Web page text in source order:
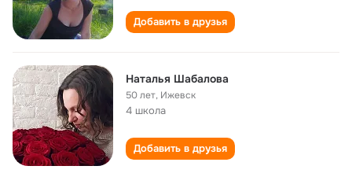
Добавить в друзья
Наталья Шабалова
50 лет, Ижевск
4 школа
Добавить в друзья